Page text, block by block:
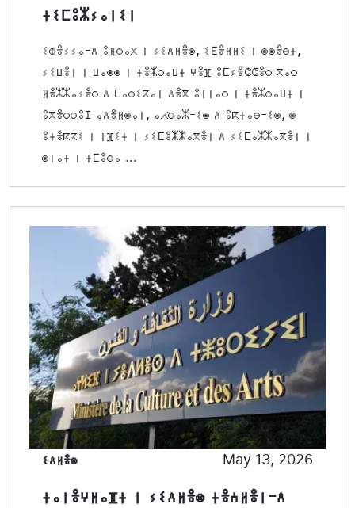
ⵜⵉⵎⵓⵣⵢⴰⵏⵉⵏ
ⵉⵀⴻⵢⵢⴰ-ⴷ ⵓⴼⵔⴰⴳ ⵏ ⵢⵉⴷⵍⴻⵙ, ⵉⴹⴻⵍⵍⵉ ⵏ ⵙⵙⴻⴱⵜ,
ⵢⵉⵡⴻⵏ ⵏ ⵡⴰⵙⵙ ⵏ ⵜⴻⵣⵔⴰⵡⵜ ⵖⴻⴼ ⵓⵎⵢⴻⵛⵛⴻⵔ ⴳⴰⵔ
ⵍⴻⵣⵣⴰⵢⴻⵔ ⴷ ⵎⴰⵔⵉⴽⴰⵏ ⴷⴻⴳ ⵓⵏⵏⴰⵔ ⵏ ⵜⴻⵣⵔⴰⵡⵜ ⵏ
ⵓⴳⴻⵔⵔⵓⵊ ⴰⴷⴻⵍⵙⴰⵏ, ⴰⵃⵔⴰⵣ-ⵉⵙ ⴷ ⵓⴽⵜⴰⴱ-ⵉⵙ, ⵙ
ⵓⵜⴻⴽⴽⵉ ⵏ ⵏⴼⵉⵜ ⵏ ⵢⵉⵎⵓⵣⵣⴰⴳⴻⵏ ⴷ ⵢⵉⵎⴰⵣⵣⴰⴳⴻⵏ ⵏ
ⵙⵏⴰⵜ ⵏ ⵜⵎⵓⵔⴰ ...
ⵉⴷⵍⴻⵙ May 13, 2026
ⵜⴰⵏⴻⵖⵍⴰⴼⵜ ⵏ ⵢⵉⴷⵍⴻⵙ ⵜⴻⵄⵍⴻⵏ-ⴷ